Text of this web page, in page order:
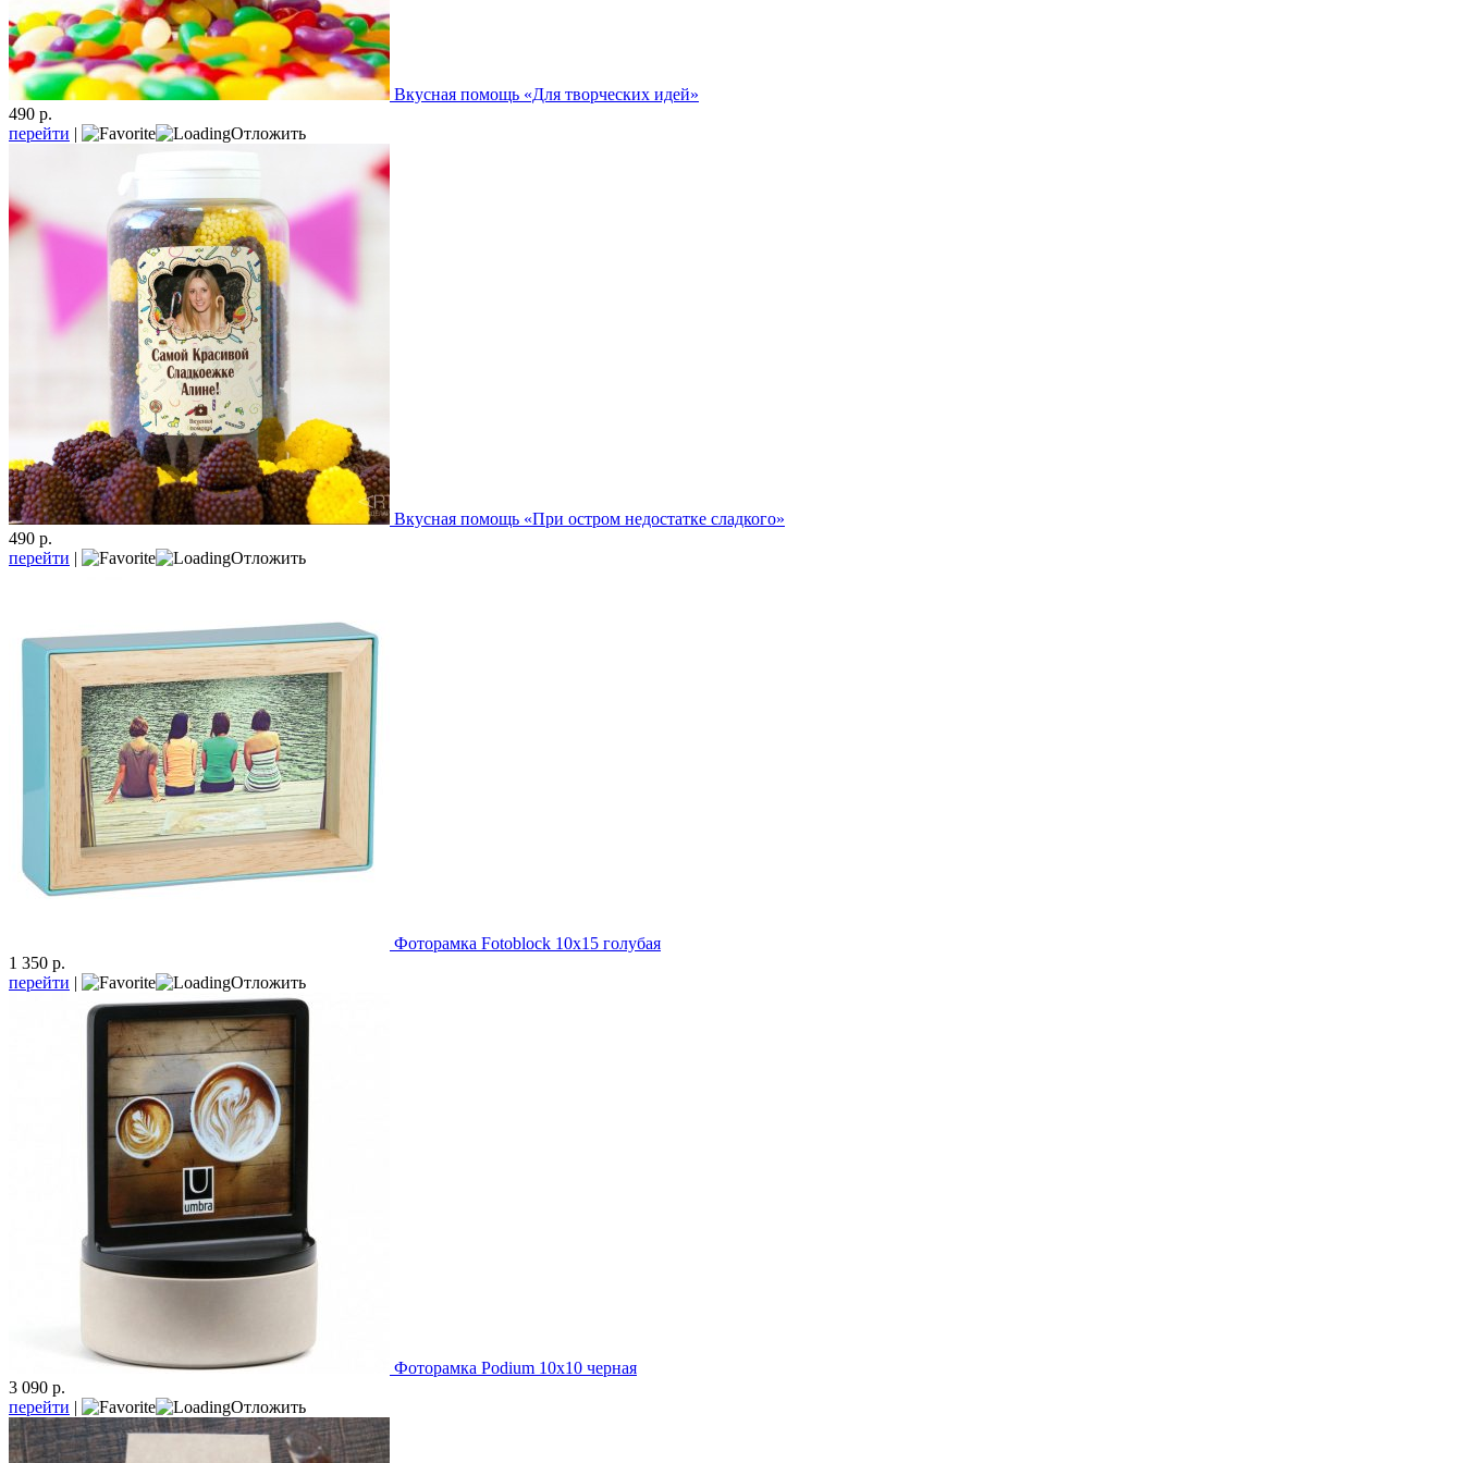
Вкусная помощь «Для творческих идей»
490 р.
перейти | Отложить
Вкусная помощь «При остром недостатке сладкого»
490 р.
перейти | Отложить
Фоторамка Fotoblock 10х15 голубая
1 350 р.
перейти | Отложить
Фоторамка Podium 10х10 черная
3 090 р.
перейти | Отложить